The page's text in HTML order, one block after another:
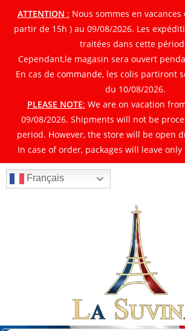
ATTENTION : Nous sommes en vacances
partir de 15h ) au 09/08/2026. Les
traitées dans cette
Cependant,le magasin sera ouvert
En cas de commande, les colis partiront
du 10/08/2026.
PLEASE NOTE: We are on vacation
09/08/2026. Shipments will not be
period. However, the store will be open
In case of order, packages will leave
Français